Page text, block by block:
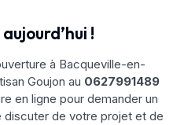
!
à Bacqueville-en-
Goujon au 0627991489
en ligne pour demander un
discuter de votre projet et de